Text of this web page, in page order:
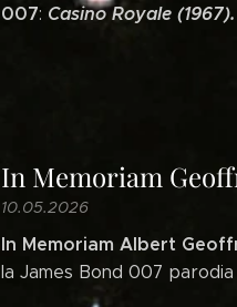
007: Casino Royale (1967).
In Memoriam
10.05.2026
In Memoriam Albert
la James Bond 007 parodia